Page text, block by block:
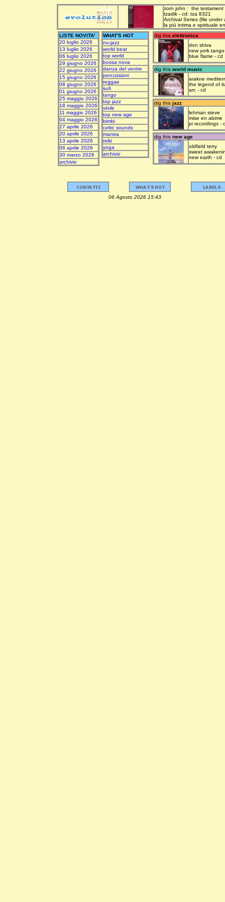
zorn john : the testament
tzadik - cd: tza 8321
Archival Series (file under
la più intima e spirituale
LISTE NOVITA'
20 luglio 2026
13 luglio 2026
06 luglio 2026
29 giugno 2026
22 giugno 2026
15 giugno 2026
08 giugno 2026
01 giugno 2026
25 maggio 2026
18 maggio 2026
11 maggio 2026
04 maggio 2026
27 aprile 2026
20 aprile 2026
13 aprile 2026
06 aprile 2026
30 marzo 2026
archivio
WHAT'S HOT
nu-jazz
world beat
top world
bossa nova
danza del ventre
percussioni
reggae
sufi
tango
top jazz
vinile
top new age
bimbi
celtic sounds
mantra
reiki
yoga
archivio
dig this elettronica
don shiva
new york tango
blue flame - cd
dig this world music
arakne
the legend of
arc - cd
dig this jazz
lehman steve
mise en abime
pi recordings -
dig this new age
oldfield terry
sweet
new earth - cd
06 Agosto 2026 15:43